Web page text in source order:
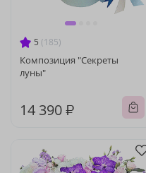
5 (185)
Композиция "Секреты
луны"
14 390 ₽